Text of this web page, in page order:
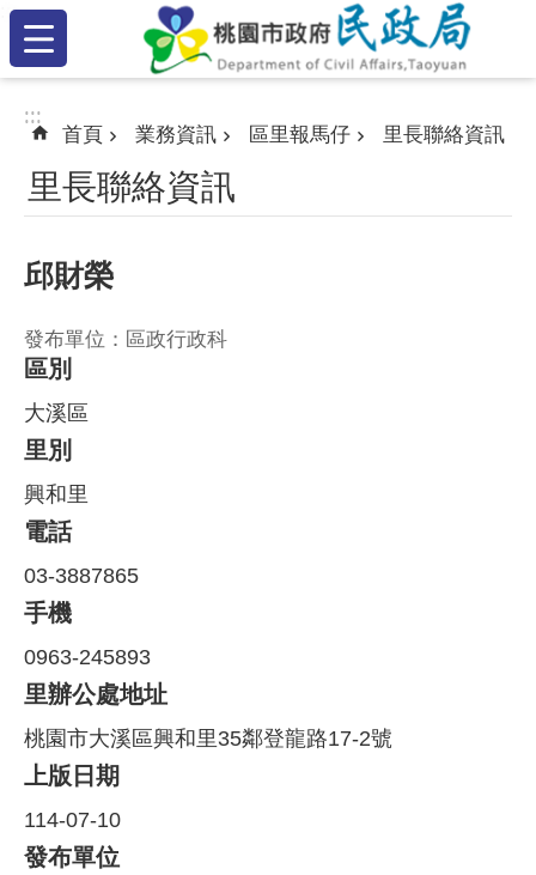
跳到主要內容區塊
:::
:::
:::
首頁 業務資訊 區里報馬仔 里長聯絡資訊
里長聯絡資訊
邱財榮
發布單位：區政行政科
區別
大溪區
里別
興和里
電話
03-3887865
手機
0963-245893
里辦公處地址
桃園市大溪區興和里35鄰登龍路17-2號
上版日期
114-07-10
發布單位